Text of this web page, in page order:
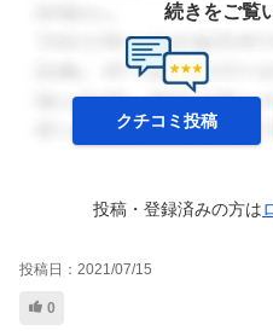
続きをご覧
クチコミ投稿
投稿・登録済みの方は
投稿日： 2021/07/15
0